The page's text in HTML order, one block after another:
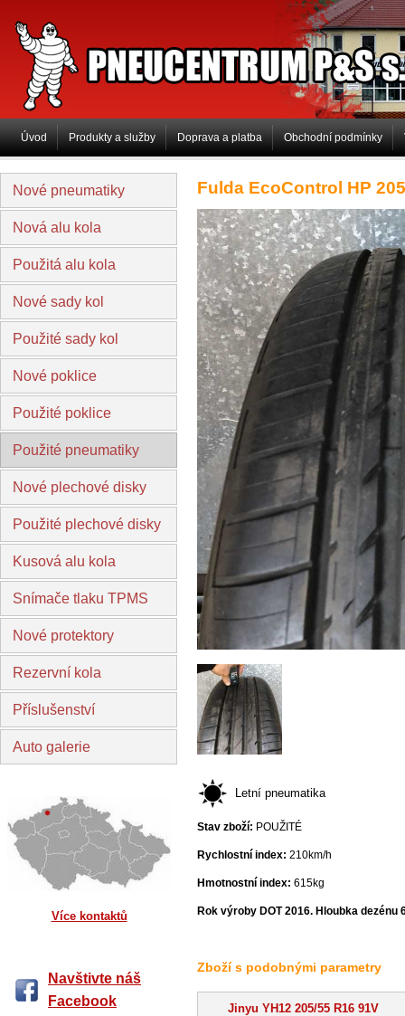
PNEUCENTRUM P&S
Úvod Produkty a služby Doprava a platba Obchodní podmínky
Nové pneumatiky
Nová alu kola
Použitá alu kola
Nové sady kol
Použité sady kol
Nové poklice
Použité poklice
Použité pneumatiky
Nové plechové disky
Použité plechové disky
Kusová alu kola
Snímače tlaku TPMS
Nové protektory
Rezervní kola
Příslušenství
Auto galerie
Více kontaktů
Navštivte náš
Facebook
Fulda EcoControl HP
Letní pneumatika
Stav zboží: POUŽITÉ
Rychlostní index: 210km/h
Hmotnostní index: 615kg
Rok výroby DOT 2016. Hloubka dezénu
Zboží s podobnými parametry
Jinyu YH12 205/55 R16 91V